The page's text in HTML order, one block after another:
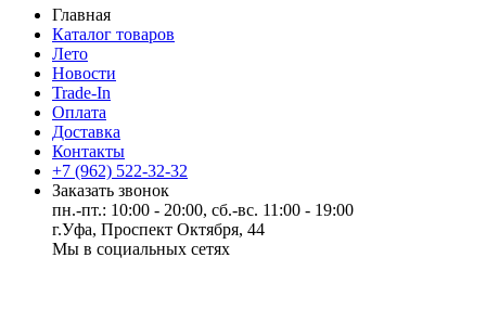
Главная
Каталог товаров
Лето
Новости
Trade-In
Оплата
Доставка
Контакты
+7 (962) 522-32-32
Заказать звонок
пн.-пт.: 10:00 - 20:00, сб.-вс. 11:00 - 19:00
г.Уфа, Проспект Октября, 44
Мы в социальных сетях